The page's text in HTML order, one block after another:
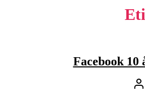
Facebook 10